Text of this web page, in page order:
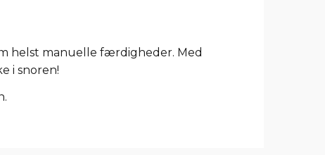
helst manuelle færdigheder. Med
i snoren!